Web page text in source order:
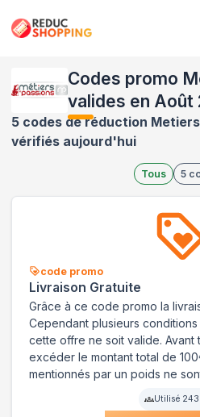
Codes promo
valides en Août
5 codes de réduction
vérifiés aujourd'hui
Tous 5
code promo
Livraison Gratuite
Grâce à ce code promo la
Cependant plusieurs
cette offre ne soit valide.
excéder le montant total de
mentionnés par un poids ne
Utilisé 243